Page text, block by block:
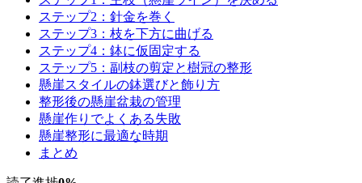
ステップ2：針金を巻く
ステップ3：枝を下方に曲げる
ステップ4：鉢に仮固定する
ステップ5：副枝の剪定と樹冠の整形
懸崖スタイルの鉢選びと飾り方
整形後の懸崖盆栽の管理
懸崖作りでよくある失敗
懸崖整形に最適な時期
まとめ